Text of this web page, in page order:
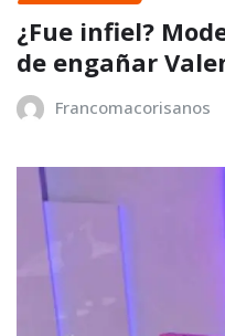
¿Fue infiel?
de engañar
Francomacorisanos